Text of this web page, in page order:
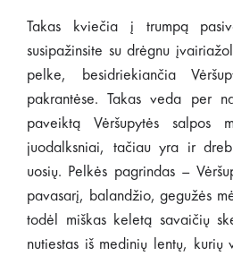
Takas kviečia į trumpą
susipažinsite su drėgnu
pelke, besidriekiančia
pakrantėse. Takas veda per
paveiktą Vėršupytės salpos
juodalksniai, tačiau yra ir
uosių. Pelkės pagrindas –
pavasarį, balandžio, gegužės
todėl miškas keletą savaičių
nutiestas iš medinių lentų,